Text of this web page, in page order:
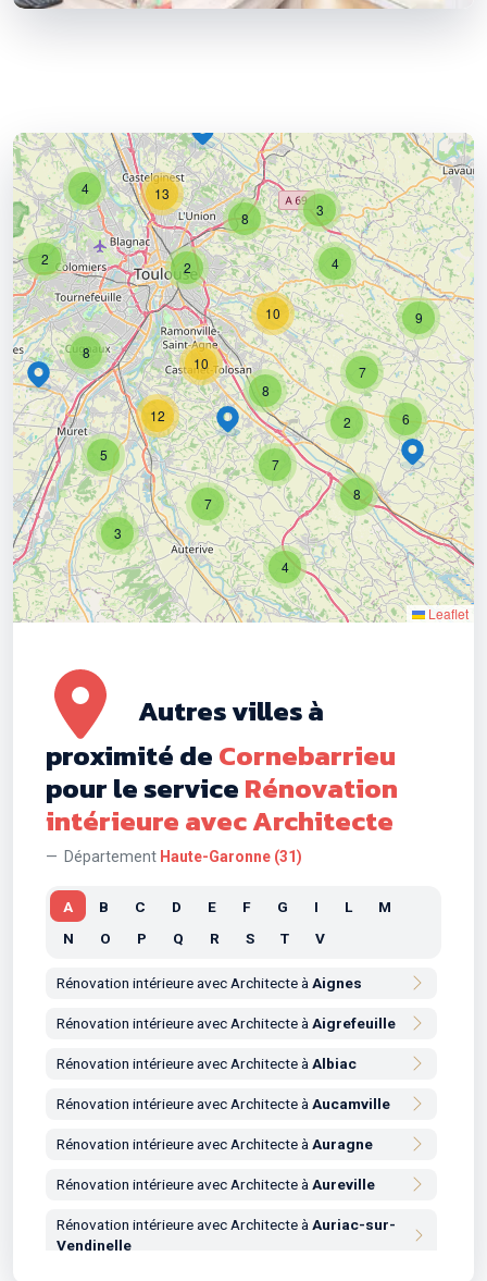
5
3
8
4
7
7
3
2
8
2
8
8
10
12
10
2
4 13
4
6
7
9
Leaflet
Autres villes à
proximité deCornebarrieu
pour le serviceRénovation
intérieure avec Architecte
Département Haute-Garonne (31)
A B C D E F G I L
M
N
O P Q R S T V
Rénovation intérieure avec Architecte à Aignes
Rénovation intérieure avec Architecte à Aigrefeuille
Rénovation intérieure avec Architecte à Albiac
Rénovation intérieure avec Architecte à Aucamville
Rénovation intérieure avec Architecte à Auragne
Rénovation intérieure avec Architecte à Aureville
Rénovation intérieure avec Architecte à Auriac-sur-
Vendinelle